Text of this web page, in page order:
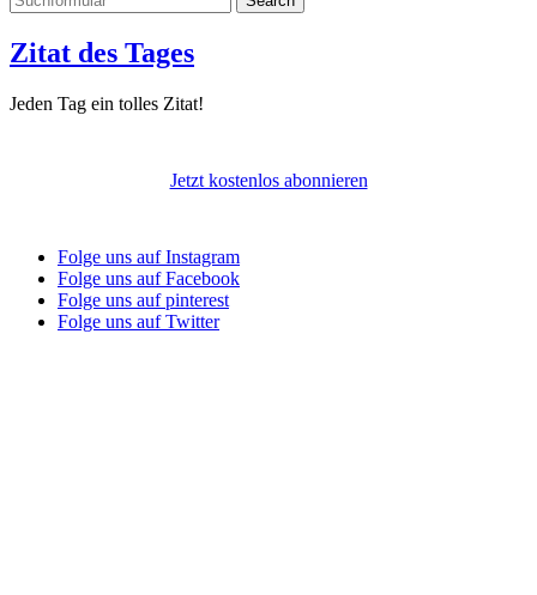
Zitat des Tages
Jeden Tag ein tolles Zitat!
Jetzt kostenlos abonnieren
Folge uns auf Instagram
Folge uns auf Facebook
Folge uns auf pinterest
Folge uns auf Twitter